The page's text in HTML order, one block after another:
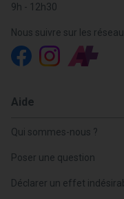
9h - 12h30
Nous suivre sur les
Aide
Qui sommes-nous ?
Poser une question
Déclarer un effet